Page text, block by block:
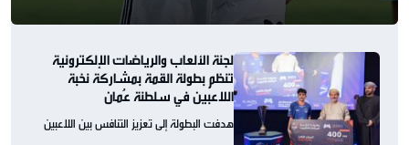
لجنة الألعاب والرياضات الإلكترونية
تنظم بطولة القمة بمشاركة نخبة
اللاعبين في سلطنة عُمان
هدفت البطولة إلى تعزيز التنافس بين اللاعبين